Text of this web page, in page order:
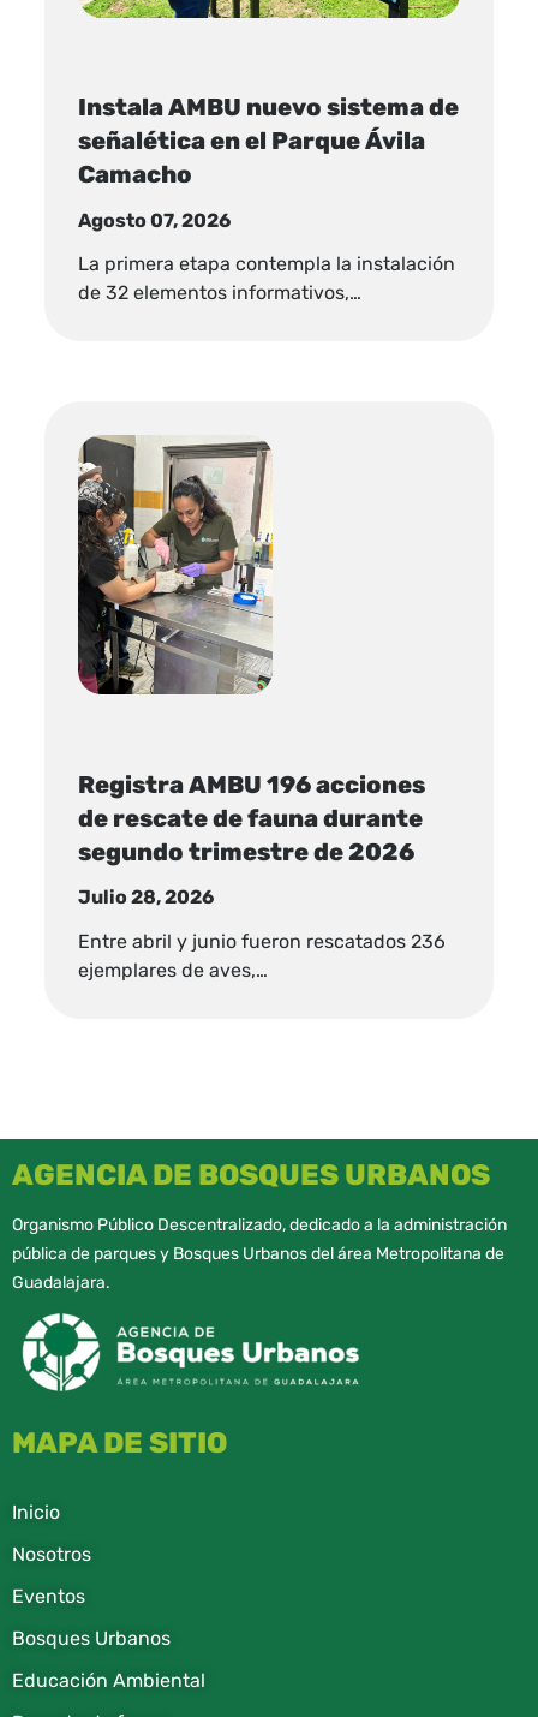
Instala AMBU nuevo sistema de
señalética en el Parque Ávila
Camacho
Agosto 07, 2026
La primera etapa contempla la instalación
de 32 elementos informativos,…
Registra AMBU 196 acciones
de rescate de fauna durante
segundo trimestre de 2026
Julio 28, 2026
Entre abril y junio fueron rescatados 236
ejemplares de aves,…
AGENCIA DE BOSQUES URBANOS
Organismo Público Descentralizado, dedicado a la administración
pública de parques y Bosques Urbanos del área Metropolitana de
Guadalajara.
MAPA DE SITIO
Inicio
Nosotros
Eventos
Bosques Urbanos
Educación Ambiental